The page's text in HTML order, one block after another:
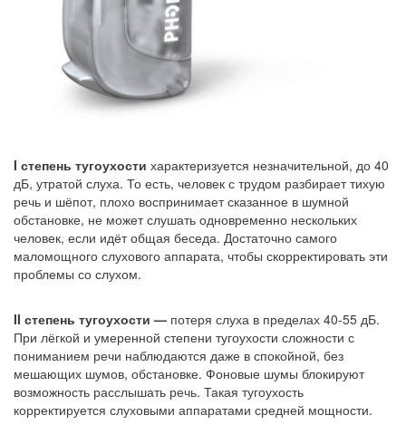
I степень тугоухости характеризуется незначительной, до 40
дБ, утратой слуха. То есть, человек с трудом разбирает тихую
речь и шёпот, плохо воспринимает сказанное в шумной
обстановке, не может слушать одновременно нескольких
человек, если идёт общая беседа. Достаточно самого
маломощного слухового аппарата, чтобы скорректировать эти
проблемы со слухом.
II степень тугоухости — потеря слуха в пределах 40-55 дБ.
При лёгкой и умеренной степени тугоухости сложности с
пониманием речи наблюдаются даже в спокойной, без
мешающих шумов, обстановке. Фоновые шумы блокируют
возможность расслышать речь. Такая тугоухость
корректируется слуховыми аппаратами средней мощности.